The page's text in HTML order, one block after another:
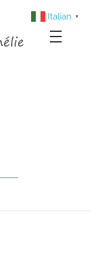
Italian ▼